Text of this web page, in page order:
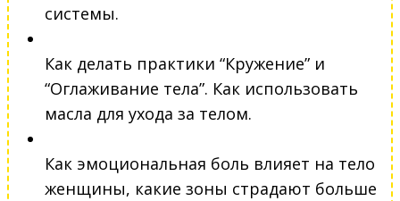
системы.
Как делать практики “Кружение” и
“Оглаживание тела”. Как использовать
масла для ухода за телом.
Как эмоциональная боль влияет на тело
женщины, какие зоны страдают больше